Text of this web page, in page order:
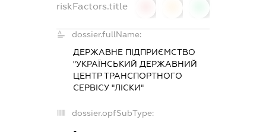
riskFactors.title
dossier.fullName:
ДЕРЖАВНЕ ПІДПРИЄМСТВО
"УКРАЇНСЬКИЙ ДЕРЖАВНИЙ
ЦЕНТР ТРАНСПОРТНОГО
СЕРВІСУ "ЛІСКИ"
dossier.opfSubType:
-